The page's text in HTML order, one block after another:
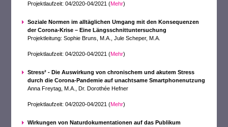
Projektlaufzeit: 04/2020-04/2021 (Mehr)
Soziale Normen im alltäglichen Umgang mit den Konsequenzen
der Corona-Krise – Eine Längsschnittuntersuchung
Projektleitung: Sophie Bruns, M.A., Jule Scheper, M.A.
Projektlaufzeit: 04/2020-04/2021 (Mehr)
Stress² - Die Auswirkung von chronischem und akutem Stress
durch die Corona-Pandemie auf unachtsame Smartphonenutzung
Anna Freytag, M.A., Dr. Dorothée Hefner
Projektlaufzeit: 04/2020-04/2021 (Mehr)
Wirkungen von Naturdokumentationen auf das Publikum